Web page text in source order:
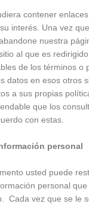
contener
interés. Una vez
nuestra
al que es
de los términos o
datos en esos otros
a sus propias
que los
con estas.
personal
usted puede
personal
Cada vez que se le